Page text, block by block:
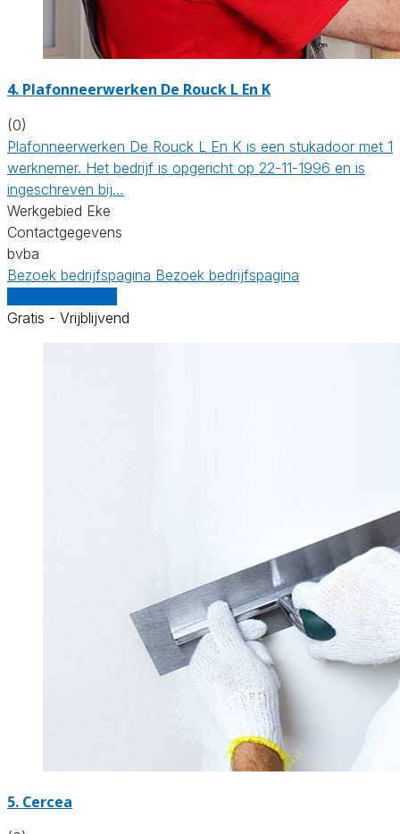
4. Plafonneerwerken De Rouck L En K
(0)
Plafonneerwerken De Rouck L En K is een stukadoor met 1
werknemer. Het bedrijf is opgericht op 22-11-1996 en is
ingeschreven bij…
Werkgebied Eke
Contactgegevens
bvba
Bezoek bedrijfspagina Bezoek bedrijfspagina
Gratis - Vrijblijvend
5. Cercea